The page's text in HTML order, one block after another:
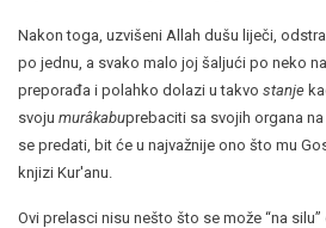
Nakon toga, uzvišeni Allah dušu liječi,
po jednu, a svako malo joj šaljući po neko
preporađa i polahko dolazi u takvo stanje
svoju murâkabuprebaciti sa svojih organa
se predati, bit će u najvažnije ono što mu
knjizi Kur'anu.
Ovi prelasci nisu nešto što se može “na